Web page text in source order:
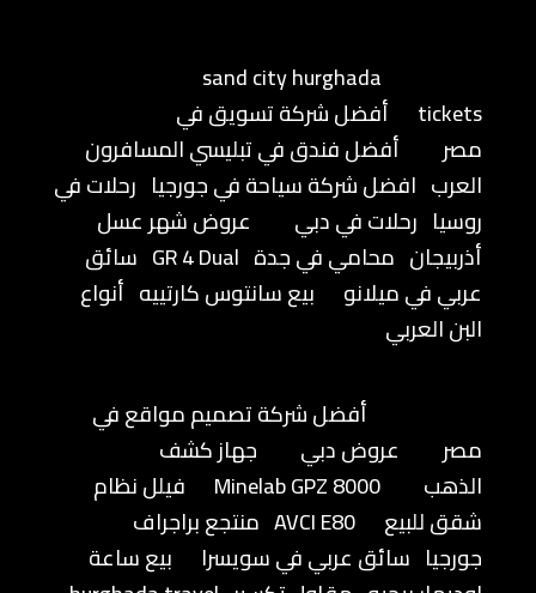
sand city hurghada
tickets
أفضل شركة تسويق في
مصر
أفضل فندق في تبليسي المسافرون
العرب افضل شركة سياحة في جورجيا رحلات في
روسيا رحلات في دبي
عروض شهر عسل
أذربيجان محامي في جدة GR 4 Dual سائق
عربي في ميلانو
بيع سانتوس كارتييه أنواع
البن العربي
أفضل شركة تصميم مواقع في
مصر
عروض دبي
جهاز كشف
الذهب
Minelab GPZ 8000
فيلل نظام
شقق للبيع
AVCI E80 منتجع براجراف
جورجيا سائق عربي في سويسرا
بيع ساعة